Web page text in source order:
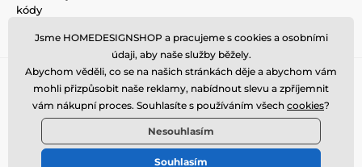
kódy
Jsme HOMEDESIGNSHOP a pracujeme s cookies a osobními
údaji, aby naše služby běžely.
Abychom věděli, co se na našich stránkách děje a abychom vám
mohli přizpůsobit naše reklamy, nabídnout slevu a zpříjemnit
vám nákupní proces. Souhlasíte s používáním všech cookies?
Nesouhlasím
Souhlasím